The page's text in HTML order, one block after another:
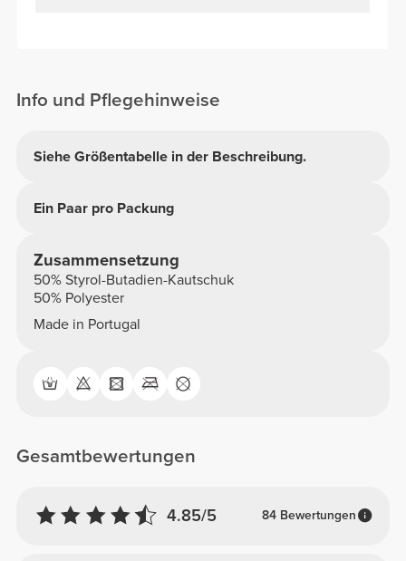
Info und Pflegehinweise
Siehe Größentabelle in der Beschreibung.
Ein Paar pro Packung
Zusammensetzung
50% Styrol-Butadien-Kautschuk
50% Polyester
Made in Portugal
Gesamtbewertungen
4.85/5 84 Bewertungen